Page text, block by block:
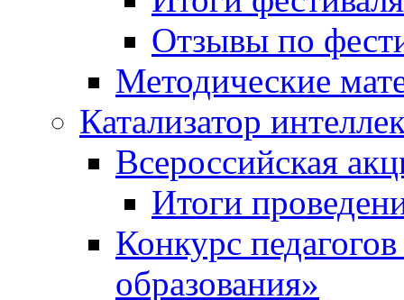
Отзывы по
Методические
Катализатор
Всероссийская
Итоги
Конкурс
образования»